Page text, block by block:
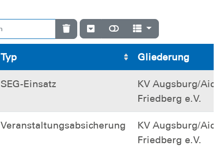
Typ Gliederung
SEG-Einsatz
KV Augsburg/
Friedberg e.V.
Veranstaltungsabsicherung
KV Augsburg/
Friedberg e.V.